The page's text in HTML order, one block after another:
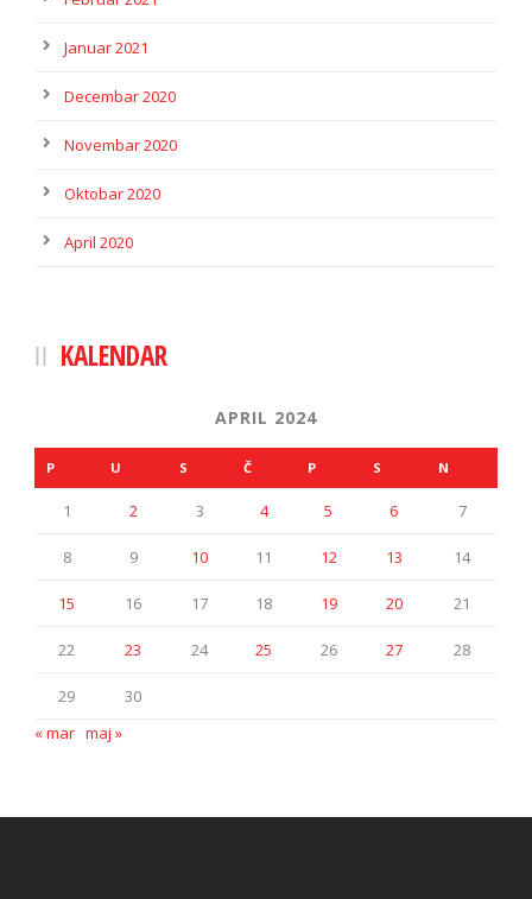
Januar 2021
Decembar 2020
Novembar 2020
Oktobar 2020
April 2020
KALENDAR
APRIL 2024
P U S Č P S N
1 2 3 4 5 6 7
8 9 10 11 12 13 14
15 16 17 18 19 20 21
22 23 24 25 26 27 28
29
30
« mar maj »